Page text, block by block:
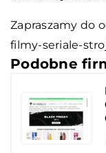
Zapraszamy do
filmy-seriale-
Podobne